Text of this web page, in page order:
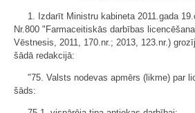
1. Izdarīt Ministru kabineta 2011.gada
Nr.800 "Farmaceitiskās darbības
Vēstnesis, 2011, 170.nr.; 2013, 123.nr.)
šādā redakcijā:
"75. Valsts nodevas apmērs (likme) par
šāds: